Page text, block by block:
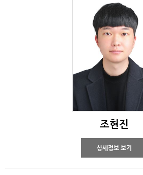
조현진
상세정보 보기